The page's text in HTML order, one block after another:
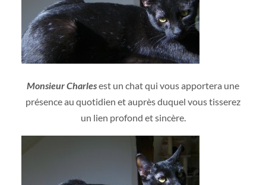
Monsieur Charlesest un chat qui vous apportera une
présence au quotidien et auprès duquel vous tisserez
un lien profond et sincère.